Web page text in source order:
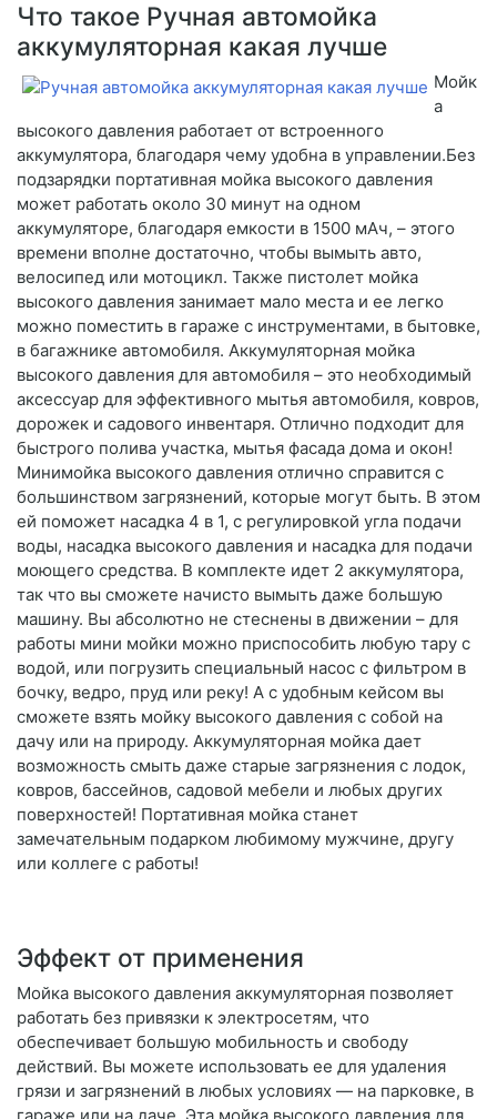
Что такое Ручная автомойка
аккумуляторная какая лучше
Мойк
а
высокого давления работает от встроенного
аккумулятора, благодаря чему удобна в управлении.Без
подзарядки портативная мойка высокого давления
может работать около 30 минут на одном
аккумуляторе, благодаря емкости в 1500 мАч, – этого
времени вполне достаточно, чтобы вымыть авто,
велосипед или мотоцикл. Также пистолет мойка
высокого давления занимает мало места и ее легко
можно поместить в гараже с инструментами, в бытовке,
в багажнике автомобиля. Аккумуляторная мойка
высокого давления для автомобиля – это необходимый
аксессуар для эффективного мытья автомобиля, ковров,
дорожек и садового инвентаря. Отлично подходит для
быстрого полива участка, мытья фасада дома и окон!
Минимойка высокого давления отлично справится с
большинством загрязнений, которые могут быть. В этом
ей поможет насадка 4 в 1, с регулировкой угла подачи
воды, насадка высокого давления и насадка для подачи
моющего средства. В комплекте идет 2 аккумулятора,
так что вы сможете начисто вымыть даже большую
машину. Вы абсолютно не стеснены в движении – для
работы мини мойки можно приспособить любую тару с
водой, или погрузить специальный насос с фильтром в
бочку, ведро, пруд или реку! А с удобным кейсом вы
сможете взять мойку высокого давления с собой на
дачу или на природу. Аккумуляторная мойка дает
возможность смыть даже старые загрязнения с лодок,
ковров, бассейнов, садовой мебели и любых других
поверхностей! Портативная мойка станет
замечательным подарком любимому мужчине, другу
или коллеге с работы!
Эффект от применения
Мойка высокого давления аккумуляторная позволяет
работать без привязки к электросетям, что
обеспечивает большую мобильность и свободу
действий. Вы можете использовать ее для удаления
грязи и загрязнений в любых условиях — на парковке, в